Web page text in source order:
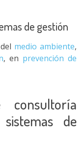
de gestión
medio ambiente,
, en prevención de
de